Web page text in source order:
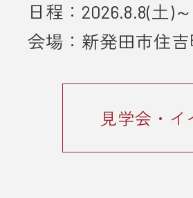
日程：2026.8.8(土)
会場：新発田市住吉
見学会・